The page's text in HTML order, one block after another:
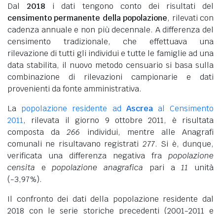
Dal 2018 i dati tengono conto dei risultati del
censimento permanente della popolazione, rilevati con
cadenza annuale e non più decennale. A differenza del
censimento tradizionale, che effettuava una
rilevazione di tutti gli individui e tutte le famiglie ad una
data stabilita, il nuovo metodo censuario si basa sulla
combinazione di rilevazioni campionarie e dati
provenienti da fonte amministrativa.
La popolazione residente ad Ascreaal Censimento
2011, rilevata il giorno 9 ottobre 2011, è risultata
composta da266 individui, mentre alle Anagrafi
comunali ne risultavano registrati 277. Si è, dunque,
verificata una differenza negativa fra popolazione
censita epopolazione anagrafica pari a11 unità
(-3,97%).
Il confronto dei dati della popolazione residente dal
2018 con le serie storiche precedenti (2001-2011 e